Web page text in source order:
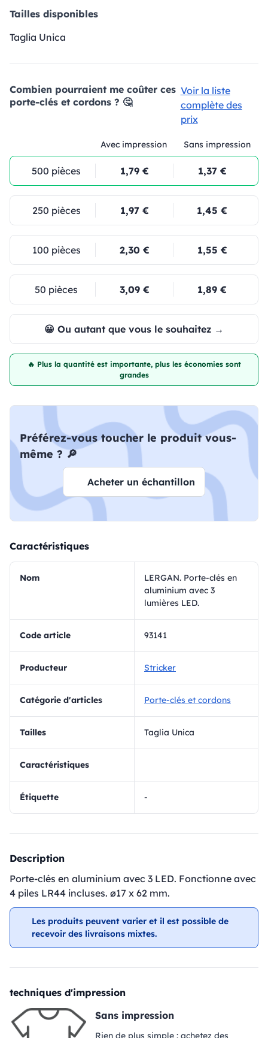
Tailles disponibles
Taglia Unica
Combien pourraient me coûter ces
porte-clés et cordons ? 🤔
Voir la liste
complète des
prix
Avec impression Sans impression
500 pièces 1,79 € 1,37 €
250 pièces 1,97 € 1,45 €
100 pièces 2,30 € 1,55 €
50 pièces 3,09 € 1,89 €
😀 Ou autant que vous le souhaitez →
🔥 Plus la quantité est importante, plus les économies sont
grandes
Préférez-vous toucher le produit vous-
même ? 🔎
Acheter un échantillon
Caractéristiques
Nom
LERGAN. Porte-clés en
aluminium avec 3
lumières LED.
Code article 93141
Producteur Stricker
Catégorie d'articles Porte-clés et cordons
Tailles Taglia Unica
Caractéristiques
Étiquette -
Description
Porte-clés en aluminium avec 3 LED. Fonctionne avec
4 piles LR44 incluses. ø17 x 62 mm.
Les produits peuvent varier et il est possible de
recevoir des livraisons mixtes.
techniques d'impression
Sans impression
Rien de plus simple : achetez des